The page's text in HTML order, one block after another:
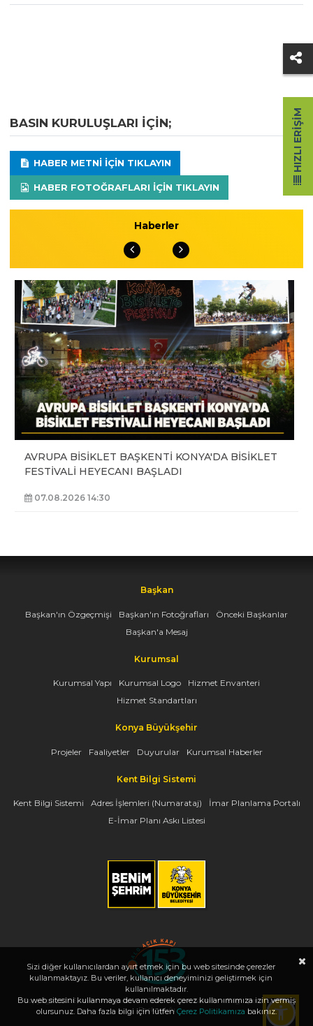
BASIN KURULUŞLARI IÇIN;
HABER METNI IÇIN TIKLAYIN
HABER FOTOĞRAFLARI IÇIN TIKLAYIN
Haberler
AVRUPA BİSİKLET BAŞKENTİ KONYA'DA BİSİKLET
FESTİVALİ HEYECANI BAŞLADI
07.08.2026 14:30
Başkan
Başkan'ın Özgeçmişi Başkan'ın Fotoğrafları
Önceki Başkanlar
Başkan'a Mesaj
Kurumsal
Kurumsal Yapı Kurumsal Logo
Hizmet Envanteri
Hizmet Standartları
Konya Büyükşehir
Projeler Faaliyetler Duyurular Kurumsal Haberler
Kent Bilgi Sistemi
Kent Bilgi Sistemi Adres İşlemleri (Numarataj)
İmar Planlama Portalı
E-İmar Planı Askı Listesi
Copyright 2026, www.konya.bel.tr - Tüm Hakları Saklıdır - Bilgi İşlem Dairesi
Başkanlığı
HIZLI ERIŞIM
Sizi diğer kullanıcılardan ayırt etmek için bu web sitesinde çerezler
kullanmaktayız. Bu veriler, kullanıcı deneyiminizi geliştirmek için
kullanılmaktadır.
Bu web sitesini kullanmaya devam ederek çerez kullanımımıza izin vermiş
olursunuz. Daha fazla bilgi için lütfen Çerez Politikamıza bakınız.